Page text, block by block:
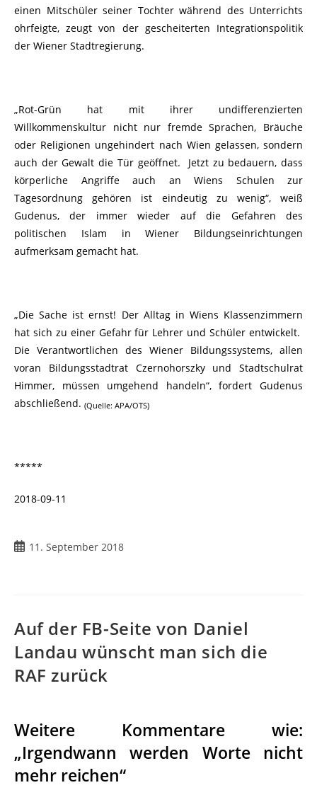
einen Mitschüler seiner Tochter während des Unterrichts
ohrfeigte, zeugt von der gescheiterten Integrationspolitik
der Wiener Stadtregierung.
„Rot-Grün hat mit ihrer undifferenzierten
Willkommenskultur nicht nur fremde Sprachen, Bräuche
oder Religionen ungehindert nach Wien gelassen, sondern
auch der Gewalt die Tür geöffnet. Jetzt zu bedauern, dass
körperliche Angriffe auch an Wiens Schulen zur
Tagesordnung gehören ist eindeutig zu wenig“, weiß
Gudenus, der immer wieder auf die Gefahren des
politischen Islam in Wiener Bildungseinrichtungen
aufmerksam gemacht hat.
„Die Sache ist ernst! Der Alltag in Wiens Klassenzimmern
hat sich zu einer Gefahr für Lehrer und Schüler entwickelt.
Die Verantwortlichen des Wiener Bildungssystems, allen
voran Bildungsstadtrat Czernohorszky und Stadtschulrat
Himmer, müssen umgehend handeln“, fordert Gudenus
abschließend. (Quelle: APA/OTS)
*****
2018-09-11
11. September 2018
Auf der FB-Seite von Daniel
Landau wünscht man sich die
RAF zurück
Weitere Kommentare wie:
„Irgendwann werden Worte nicht
mehr reichen“